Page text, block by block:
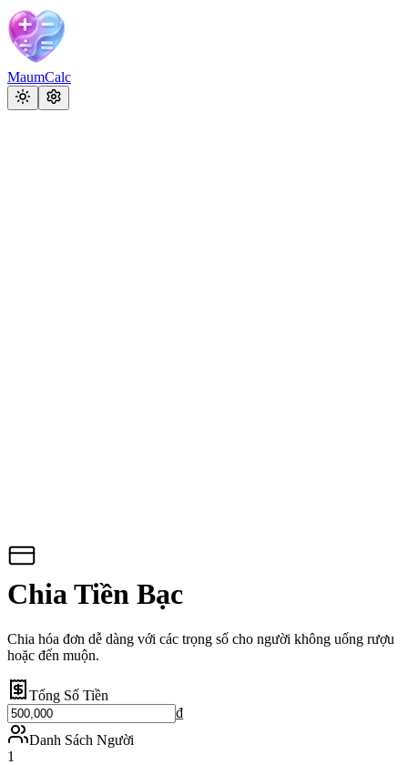
MaumCalc
Chia Tiền Bạc
Chia hóa đơn dễ dàng với các trọng số cho người không uống rượu
hoặc đến muộn.
Tổng Số Tiền
₫
Danh Sách Người
1